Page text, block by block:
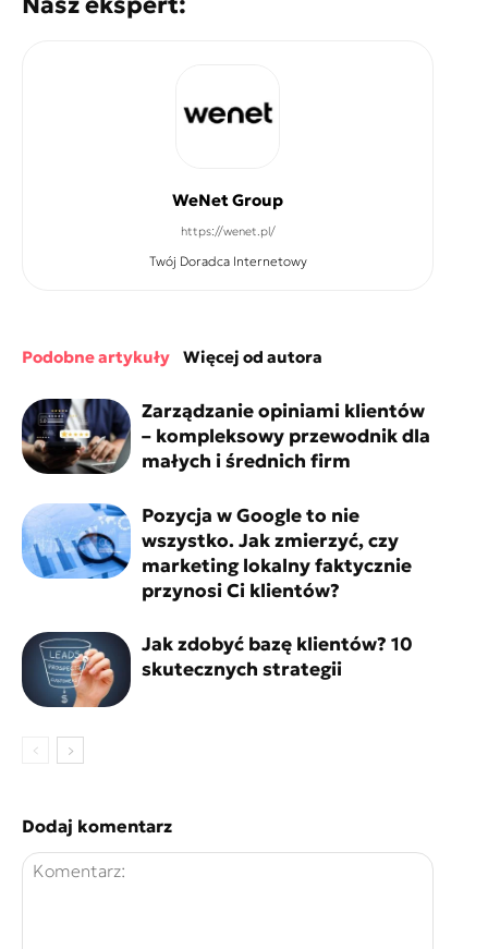
WeNet Group
https://wenet.pl/
Twój Doradca Internetowy
podobne artykuły więcej od autora
Zarządzanie opiniami klientów
– kompleksowy przewodnik dla
małych i średnich firm
Pozycja w Google to nie
wszystko. Jak zmierzyć, czy
marketing lokalny faktycznie
przynosi Ci klientów?
Jak zdobyć bazę klientów? 10
skutecznych strategii
Dodaj komentarz